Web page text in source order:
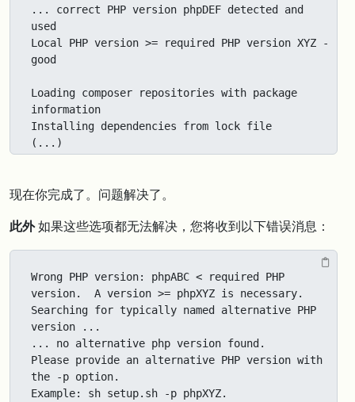
... correct PHP version phpDEF detected and
used
Local PHP version >= required PHP version XYZ -
good
Loading composer repositories with package
information
Installing dependencies from lock file
(...)
现在你完成了。问题解决了。
此外如果这些选项都无法解决，您将收到以下错误消息：
Wrong PHP version: phpABC < required PHP
version.  A version >= phpXYZ is necessary.
Searching for typically named alternative PHP
version ...
... no alternative php version found.
Please provide an alternative PHP version with
the -p option.
Example: sh setup.sh -p phpXYZ.